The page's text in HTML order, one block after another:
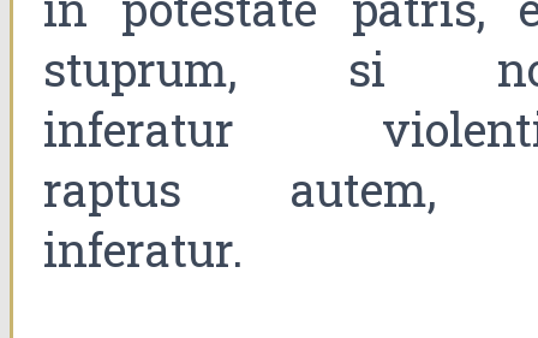
stuprum, si
inferatur
raptus autem,
inferatur.